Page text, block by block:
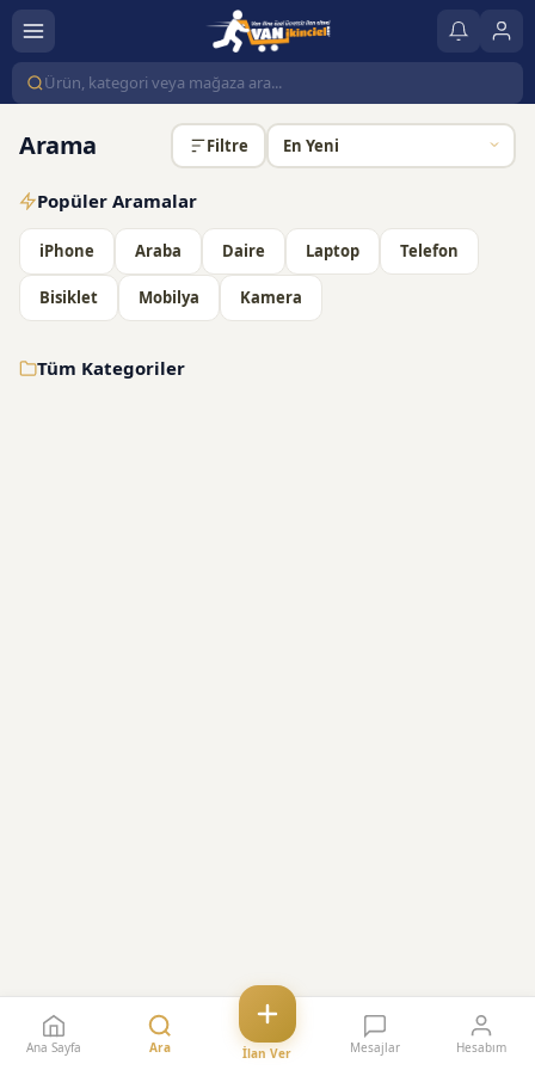
Arama Filtre
Popüler Aramalar
iPhone Araba Daire Laptop Telefon
Bisiklet Mobilya Kamera
Tüm Kategoriler
Ana Sayfa Ara İlan Ver Mesajlar Hesabım